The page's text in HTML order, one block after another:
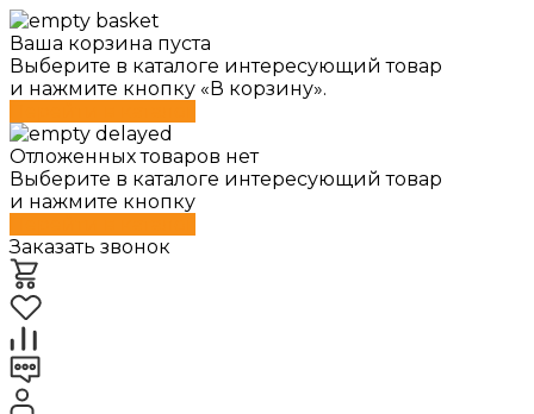
Ваша корзина пуста
Выберите в каталоге интересующий товар
и нажмите кнопку «В корзину».
Отложенных товаров нет
Выберите в каталоге интересующий товар
и нажмите кнопку
Заказать звонок